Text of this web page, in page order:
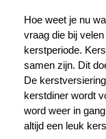
Hoe weet je nu
vraag die bij
kerstperiode.
samen zijn. Dit
De
kerstdiner wordt
word weer in
altijd een leuk